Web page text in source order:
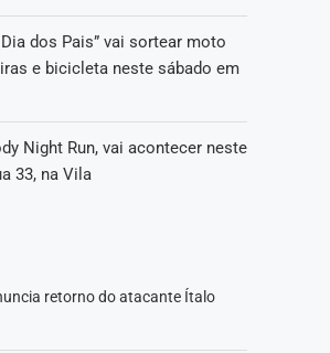
dos Pais” vai sortear moto
e bicicleta neste sábado em
Night Run, vai acontecer neste
33, na Vila
retorno do atacante Ítalo